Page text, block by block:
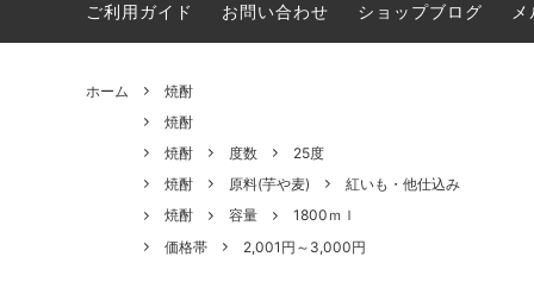
ご利用ガイド
お問い合わせ ショップブログ
ホーム
焼酎
焼酎
焼酎
度数
25度
焼酎
原料(芋や麦)
紅いも・他仕込み
焼酎
容量
1800ｍｌ
価格帯
2,001円～3,000円